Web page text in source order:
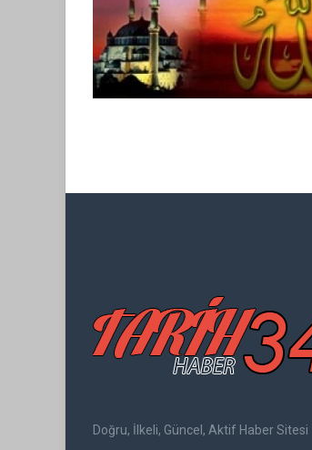
Doğru, İlkeli, Güncel, Aktif Haber Sitesi